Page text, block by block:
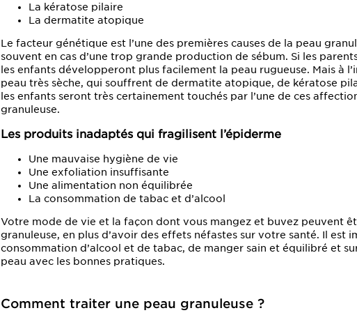
La kératose pilaire
La dermatite atopique
Le facteur génétique est l’une des premières causes de la peau
souvent en cas d’une trop grande production de sébum. Si les
les enfants développeront plus facilement la peau rugueuse. Mais à
peau très sèche, qui souffrent de dermatite atopique, de kératose
les enfants seront très certainement touchés par l’une de ces
granuleuse.
Les produits inadaptés qui fragilisent l’épiderme
Une mauvaise hygiène de vie
Une exfoliation insuffisante
Une alimentation non équilibrée
La consommation de tabac et d’alcool
Votre mode de vie et la façon dont vous mangez et buvez peuvent
granuleuse, en plus d’avoir des effets néfastes sur votre santé. Il est
consommation d’alcool et de tabac, de manger sain et équilibré et
peau avec les bonnes pratiques.
Comment traiter une peau granuleuse ?